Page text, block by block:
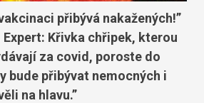
přibývá nakažených!”
Expert: Křivka chřipek, kterou
za covid, poroste do
bude přibývat nemocných i
na hlavu.”